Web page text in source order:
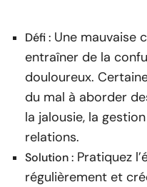
Défi : Une mauvaise
entraîner de la
douloureux.
du mal à aborder
la jalousie, la
relations.
Solution : Pratiquez
régulièrement et